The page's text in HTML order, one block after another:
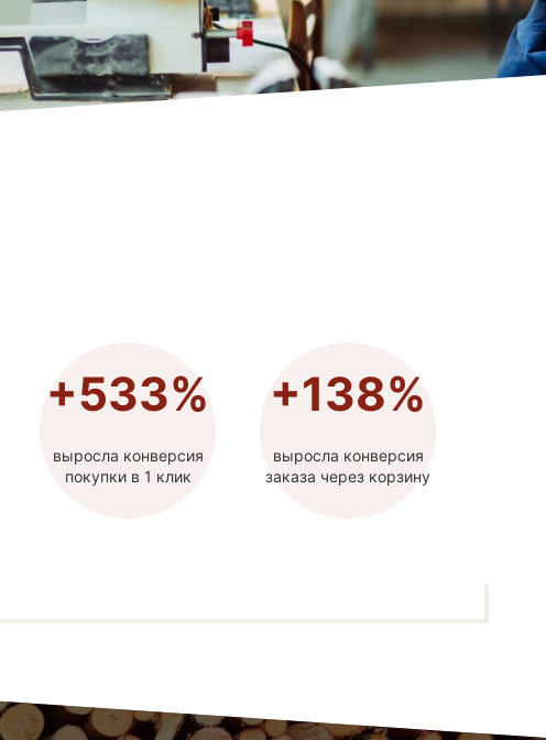
+533%
выросла конверсия
покупки в 1 клик
+138%
выросла конверсия
заказа через корзину